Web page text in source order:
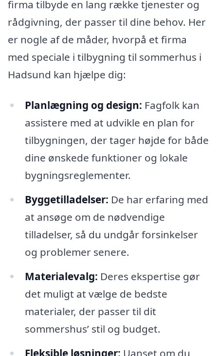
firma tilbyde en lang række tjenester og
rådgivning, der passer til dine behov. Her
er nogle af de måder, hvorpå et firma
med speciale i tilbygning til sommerhus i
Hadsund kan hjælpe dig:
Planlægning og design: Fagfolk kan
assistere med at udvikle en plan for
tilbygningen, der tager højde for både
dine ønskede funktioner og lokale
bygningsreglementer.
Byggetilladelser: De har erfaring med
at ansøge om de nødvendige
tilladelser, så du undgår forsinkelser
og problemer senere.
Materialevalg: Deres ekspertise gør
det muligt at vælge de bedste
materialer, der passer til dit
sommershus’ stil og budget.
Fleksible løsninger: Uanset om du